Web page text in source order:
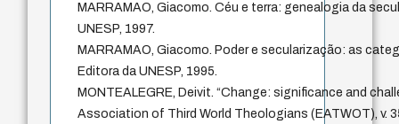
MARRAMAO, Giacomo. Céu e terra: genealogia da
UNESP, 1997.
MARRAMAO, Giacomo. Poder e secularização: as
Editora da UNESP, 1995.
MONTEALEGRE, Deivit. “Change: significance and
Association of Third World Theologians (EATWOT), v.